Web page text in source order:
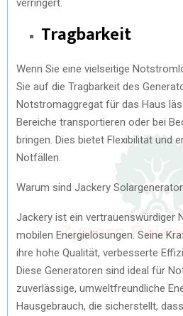
Tragbarkeit
Wenn Sie eine vielseitige
Sie auf die Tragbarkeit des
Notstromaggregat für das Haus
Bereiche transportieren oder bei
bringen. Dies bietet Flexibilität und
Notfällen.
Warum sind Jackery
Jackery ist ein vertrauenswürdiger
mobilen Energielösungen. Seine
ihre hohe Qualität, verbesserte
Diese Generatoren sind ideal für
zuverlässige, umweltfreundliche
Hausgebrauch, die sicherstellt,